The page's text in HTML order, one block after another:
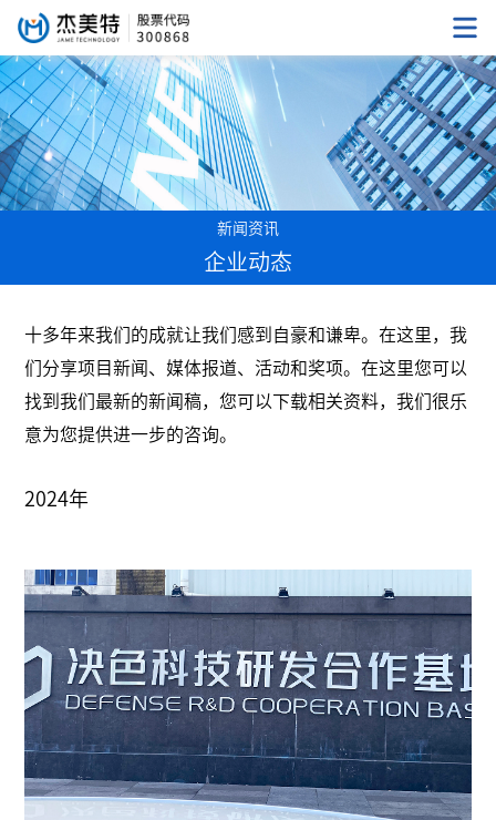
新闻资讯
企业动态
十多年来我们的成就让我们感到自豪和谦卑。在这里，我
们分享项目新闻、媒体报道、活动和奖项。在这里您可以
找到我们最新的新闻稿，您可以下载相关资料，我们很乐
意为您提供进一步的咨询。
2024年